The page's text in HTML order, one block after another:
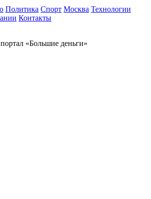
Политика Спорт Москва Технологии
Контакты
«Большие деньги»